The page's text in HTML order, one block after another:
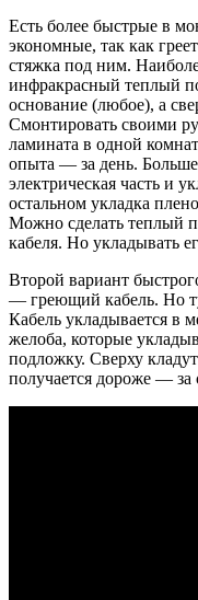
Есть более быстрые в
экономные, так как
стяжка под ним.
инфракрасный теплый
основание (любое), а
Смонтировать своими
ламината в одной
опыта — за день.
электрическая часть и
остальном укладка
Можно сделать теплый
кабеля. Но укладывать
Второй вариант
— греющий кабель. Но
Кабель укладывается в
желоба, которые
подложку. Сверху
получается дороже — за